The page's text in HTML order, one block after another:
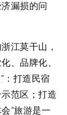
漏损的问
江莫干山，
、品牌化、
：打造民宿
范区；打造
“旅游是一